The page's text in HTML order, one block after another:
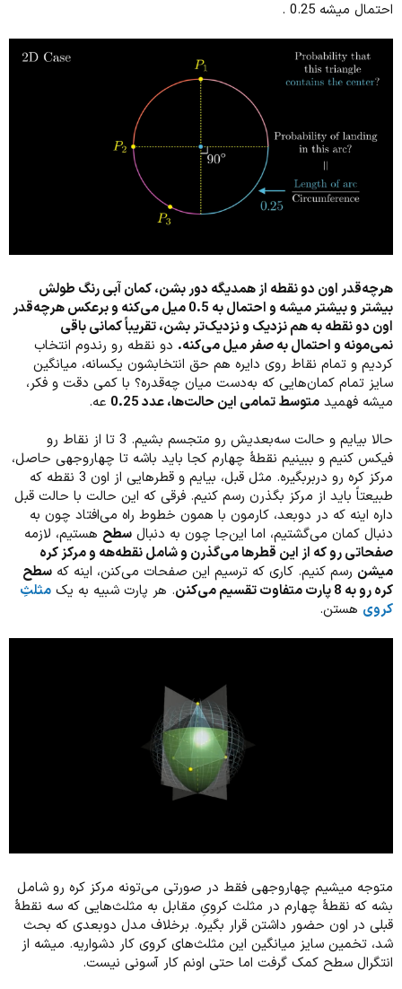
احتمال میشه 0.25 .
هرچه‌قدر اون دو نقطه از همدیگه دور بشن، کمان آبی رنگ طولش
بیشتر و بیشتر میشه و احتمال به 0.5 میل می‌کنه و برعکس هرچه‌قدر
اون دو نقطه به هم نزدیک و نزدیک‌تر بشن، تقریباً کمانی باقی
نمی‌مونه و احتمال به صفر میل می‌کنه. دو نقطه رو رندوم انتخاب
کردیم و تمام نقاط روی دایره هم حق انتخابشون یکسانه، میانگین
سایز تمام کمان‌هایی که به‌دست میان چه‌قدره؟ با کمی دقت و فکر،
میشه فهمید متوسط تمامی این حالت‌ها، عدد 0.25
عه.
حالا بیایم و حالت سه‌بعدیش رو متجسم بشیم. 3 تا از نقاط رو
فیکس کنیم و ببینیم نقطۀ چهارم کجا باید باشه تا چهاروجهی حاصل،
مرکز کره رو دربربگیره. مثل قبل، بیایم و قطرهایی از اون 3 نقطه که
طبیعتاً باید از مرکز بگذرن رسم کنیم. فرقی که این حالت با حالت قبل
داره اینه که در دوبعد، کارمون با همون خطوط راه می‌افتاد چون به
دنبال کمان می‌گشتیم، اما این‌جا چون به دنبال سطح هستیم، لازمه
صفحاتی رو که از این قطرها می‌گذرن و شامل نقطه‌هه و مرکز کره
میشن رسم کنیم. کاری که ترسیم این صفحات می‌کنن، اینه که سطح
کره رو به 8 پارت متفاوت تقسیم می‌کنن
. هر پارت شبیه به یک مثلثِ
کروی هستن.
متوجه میشیم چهاروجهی فقط در صورتی می‌تونه مرکز کره رو شامل
بشه که نقطۀ چهارم در مثلث کرویِ مقابل به مثلث‌هایی که سه نقطۀ
قبلی در اون حضور داشتن قرار بگیره. برخلاف مدل دوبعدی که بحث
شد، تخمین سایز میانگین این مثلث‌های کروی کار دشواریه. میشه از
انتگرال سطح کمک گرفت اما حتی اونم کار آسونی نیست.